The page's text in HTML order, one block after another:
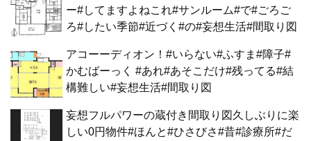
ー#してますよねこれ#サンルーム#で#ごろご
ろ#したい季節#近づく#の#妄想生活#間取り図
アコーーディオン！#いらない#ふすま#障子#
かむばーっく #あれ#あそこだけ#残ってる#結
構難しい#妄想生活#間取り図
妄想フルパワーの蔵付き間取り図久しぶりに楽
しい0円物件#ほんと#ひさびさ#昔#診療所#だ